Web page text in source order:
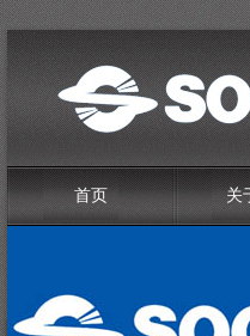
首页 关